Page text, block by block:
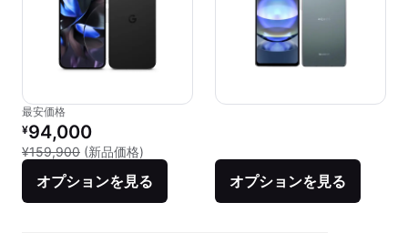
最安価格
リファービッシュ品の価格：
¥94,000
¥159,900 (新品価格)
オプションを見る オプションを見る